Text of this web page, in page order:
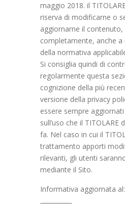
maggio 2018. il
riserva di modificarne o
aggiornarne il
completamente, anche a
della normativa
Si consiglia quindi di
regolarmente questa
cognizione della più
versione della privacy
essere sempre
sull’uso che il
fa. Nel caso in cui il
trattamento apporti
rilevanti, gli utenti
mediante il Sito.
Informativa aggiornata